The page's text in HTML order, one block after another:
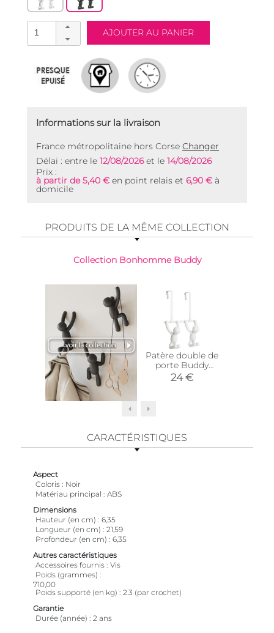
Informations sur la livraison
France métropolitaine hors Corse Changer
Délai : entre le 12/08/2026et le 14/08/2026
Prix :
à partir de 5,40 € en point relais et 6,90 € à
domicile
PRODUITS DE LA MÊME COLLECTION
Collection Bonhomme Buddy
Patère double de
porte Buddy
(Blanc)
24 €
CARACTÉRISTIQUES
Aspect
Coloris
Noir
Matériau principal
ABS
Dimensions
Hauteur (en cm)
6,35
Longueur (en cm)
21,59
Profondeur (en cm)
6,35
Autres caractéristiques
Accessoires fournis Vis
Poids (grammes)
710,00
Poids supporté (en kg)
2.3 (par crochet)
Garantie
Durée (année)
2 ans